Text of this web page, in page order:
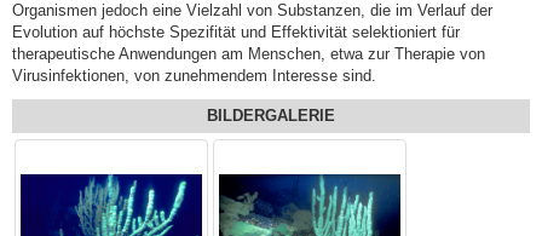
Organismen jedoch eine Vielzahl von Substanzen, die im Verlauf der
Evolution auf höchste Spezifität und Effektivität selektioniert für
therapeutische Anwendungen am Menschen, etwa zur Therapie von
Virusinfektionen, von zunehmendem Interesse sind.
BILDERGALERIE